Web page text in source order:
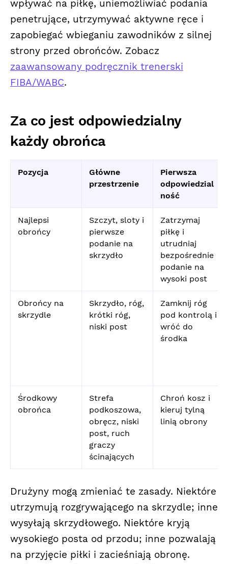
wpływać na piłkę, uniemożliwiać podania
penetrujące, utrzymywać aktywne ręce i
zapobiegać wbieganiu zawodników z silnej
strony przed obrońców. Zobacz
zaawansowany podręcznik trenerski
FIBA/WABC.
Za co jest odpowiedzialny
każdy obrońca
Pozycja
Główne
przestrzenie
Pierwsza
odpowiedzial
ność
Najlepsi
obrońcy
Szczyt, sloty i
pierwsze
podanie na
skrzydło
Zatrzymaj
piłkę i
utrudniaj
bezpośrednie
podanie na
wysoki post
Obrońcy na
skrzydle
Skrzydło, róg,
krótki róg,
niski post
Zamknij róg
pod kontrolą i
wróć do
środka
Środkowy
obrońca
Strefa
podkoszowa,
obręcz, niski
post, ruch
graczy
ścinających
Chroń kosz i
kieruj tylną
linią obrony
Drużyny mogą zmieniać te zasady. Niektóre
utrzymują rozgrywającego na skrzydle; inne
wysyłają skrzydłowego. Niektóre kryją
wysokiego posta od przodu; inne pozwalają
na przyjęcie piłki i zacieśniają obronę.